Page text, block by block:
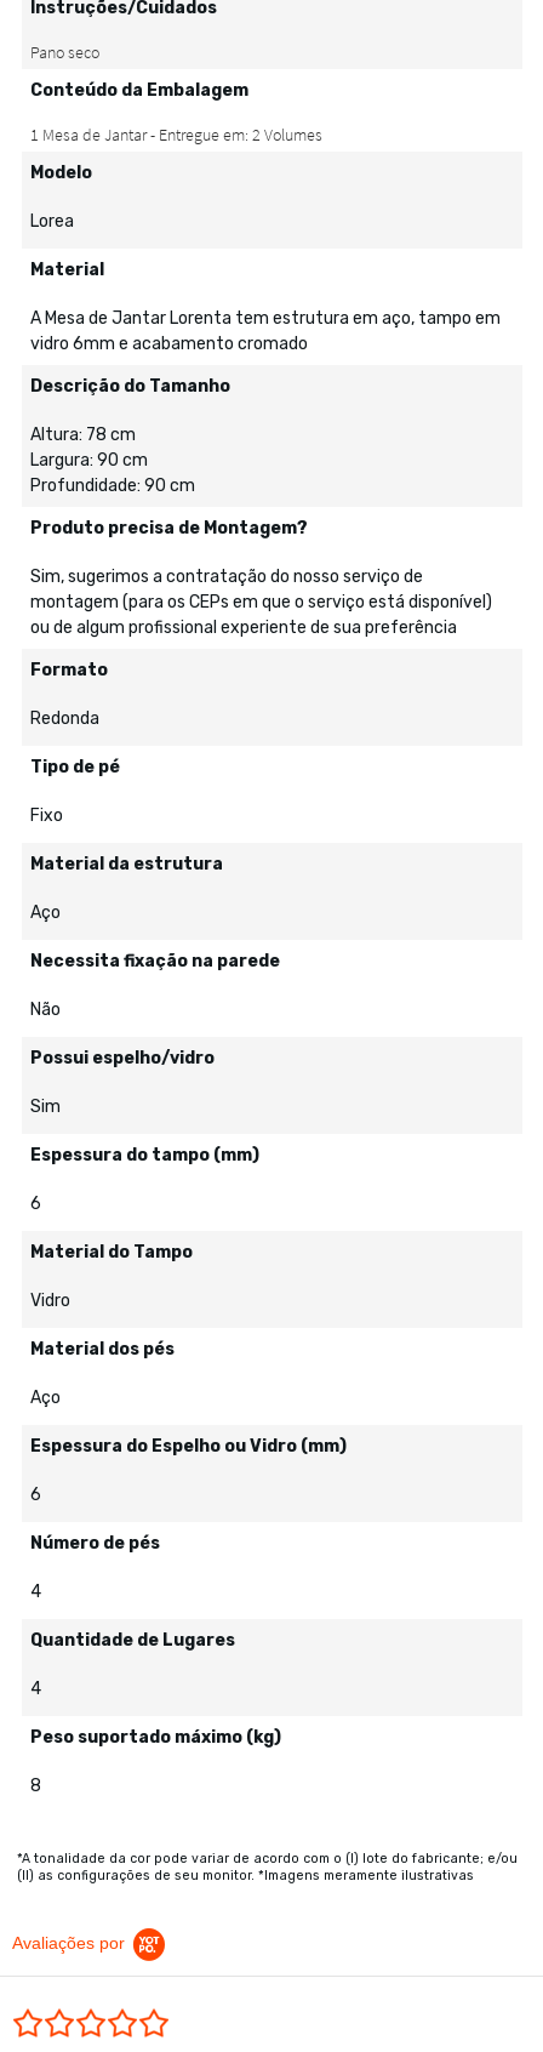
Instruções/Cuidados
Conteúdo da Embalagem
Modelo
Lorea
Material
A Mesa de Jantar Lorenta tem estrutura em aço, tampo em
vidro 6mm e acabamento cromado
Descrição do Tamanho
Altura: 78 cm
Largura: 90 cm
Profundidade: 90 cm
Produto precisa de Montagem?
Sim, sugerimos a contratação do nosso serviço de
montagem (para os CEPs em que o serviço está disponível)
ou de algum profissional experiente de sua preferência
Formato
Redonda
Tipo de pé
Fixo
Material da estrutura
Aço
Necessita fixação na parede
Não
Possui espelho/vidro
Sim
Espessura do tampo (mm)
6
Material do Tampo
Vidro
Material dos pés
Aço
Espessura do Espelho ou Vidro (mm)
6
Número de pés
4
Quantidade de Lugares
4
Peso suportado máximo (kg)
8
*A tonalidade da cor pode variar de acordo com o (I) lote do fabricante; e/ou
(II) as configurações de seu monitor. *Imagens meramente ilustrativas
Avaliações por